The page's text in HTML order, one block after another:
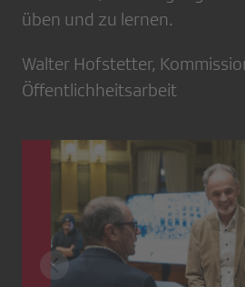
üben und zu lernen.
Walter Hofstetter,
Öffentlichheitsarbeit